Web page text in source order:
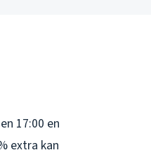
17:00 en
extra kan